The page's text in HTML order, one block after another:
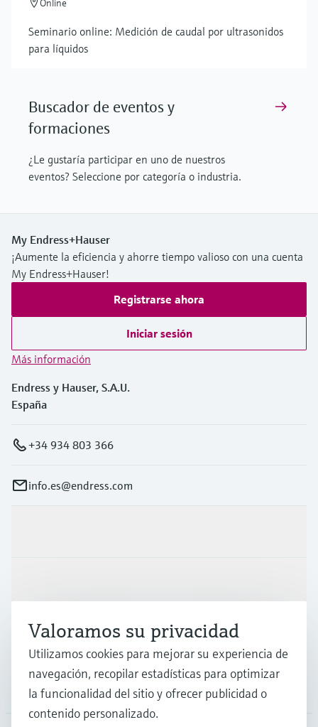
Online
Seminario online: Medición de caudal por ultrasonidos
para líquidos
Buscador de eventos y
formaciones
¿Le gustaría participar en uno de nuestros
eventos? Seleccione por categoría o industria.
My Endress+Hauser
¡Aumente la eficiencia y ahorre tiempo valioso con una cuenta
My Endress+Hauser!
Registrarse ahora
Iniciar sesión
Más información
Endress y Hauser, S.A.U.
España
+34 934 803 366
info.es@endress.com
Soporte
Compañía
Valoramos su privacidad
Utilizamos cookies para mejorar su experiencia de
navegación, recopilar estadísticas para optimizar
la funcionalidad del sitio y ofrecer publicidad o
contenido personalizado.